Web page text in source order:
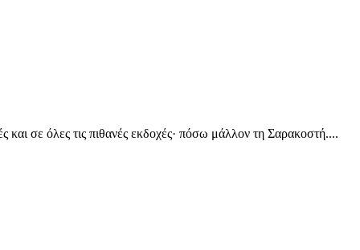
και σε όλες τις πιθανές εκδοχές· πόσω μάλλον τη Σαρακοστή....